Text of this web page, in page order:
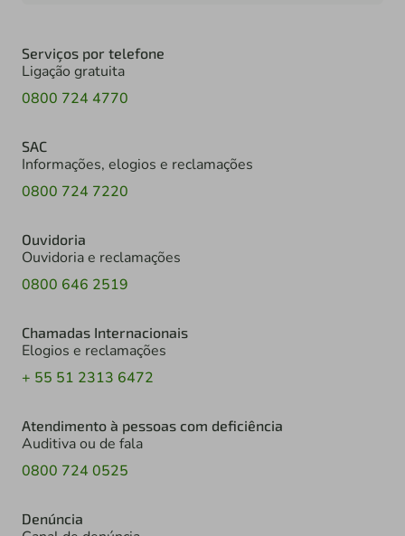
Serviços por telefone
Ligação gratuita
0800 724 4770
SAC
Informações, elogios e reclamações
0800 724 7220
Ouvidoria
Ouvidoria e reclamações
0800 646 2519
Chamadas Internacionais
Elogios e reclamações
+ 55 51 2313 6472
Atendimento à pessoas com deficiência
Auditiva ou de fala
0800 724 0525
Denúncia